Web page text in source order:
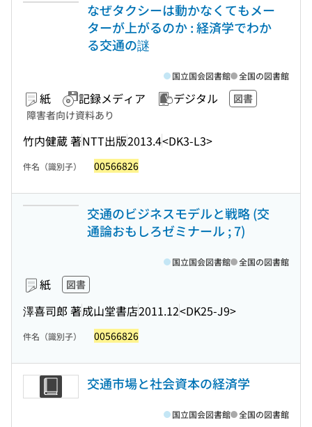
なぜタクシーは動かなくてもメー
ターが上がるのか : 経済学でわか
る交通の謎
紙 記録メディア デジタル
図書
障害者向け資料あり
竹内健蔵 著NTT出版2013.4<DK3-L3>
国立国会図書館 全国の図書館
件名（識別子） 00566826
交通のビジネスモデルと戦略 (交
通論おもしろゼミナール ; 7)
紙 図書
澤喜司郎 著成山堂書店2011.12<DK25-J9>
国立国会図書館 全国の図書館
件名（識別子） 00566826
交通市場と社会資本の経済学
国立国会図書館 全国の図書館